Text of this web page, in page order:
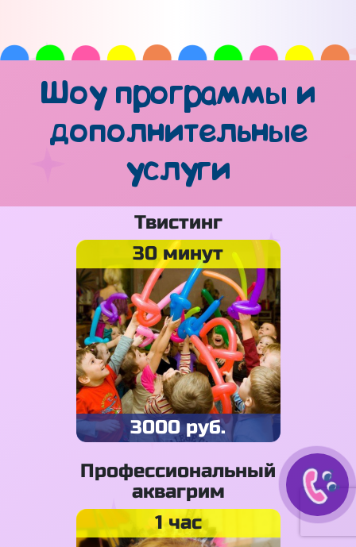
Шоу программы и
дополнительные
услуги
Твистинг
30 минут
3000 руб.
Профессиональный
аквагрим
1 час